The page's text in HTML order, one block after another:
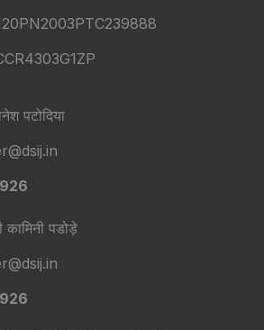
पटोदिया
कामिनी पडोड़े